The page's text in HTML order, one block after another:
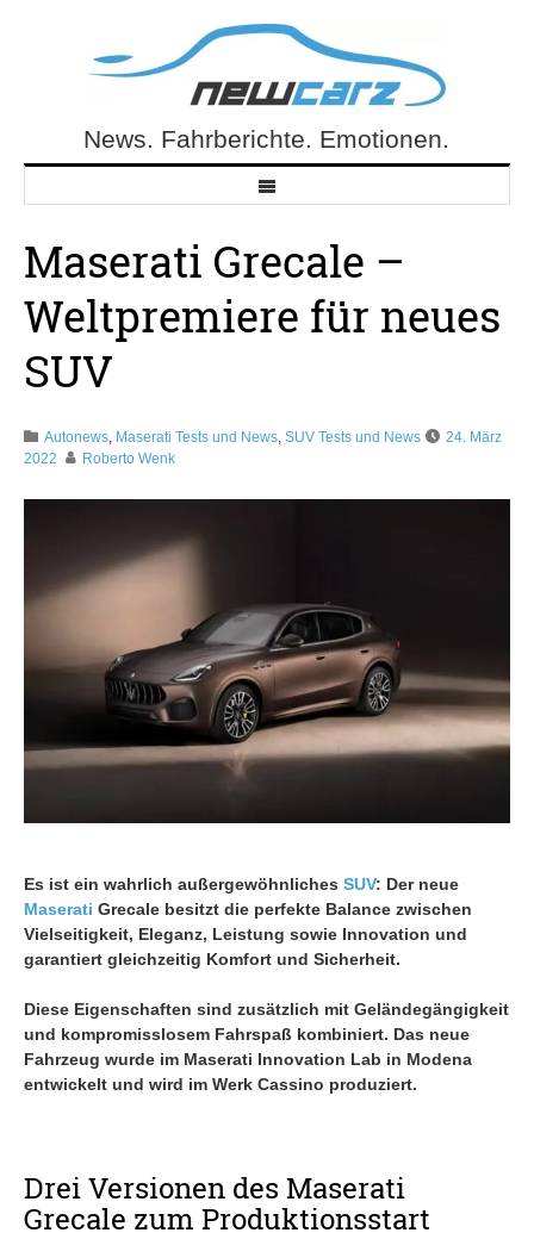
NewCarz.deNews. Fahrberichte. Emotionen.
Maserati Grecale –
Weltpremiere für neues
SUV
Autonews, Maserati Tests und News, SUV Tests und News
24. März
2022
Roberto Wenk
Es ist ein wahrlich außergewöhnliches SUV: Der neue
Maserati Grecale besitzt die perfekte Balance zwischen
Vielseitigkeit, Eleganz, Leistung sowie Innovation und
garantiert gleichzeitig Komfort und Sicherheit.
Diese Eigenschaften sind zusätzlich mit Geländegängigkeit
und kompromisslosem Fahrspaß kombiniert. Das neue
Fahrzeug wurde im Maserati Innovation Lab in Modena
entwickelt und wird im Werk Cassino produziert.
Drei Versionen des Maserati
Grecale zum Produktionsstart